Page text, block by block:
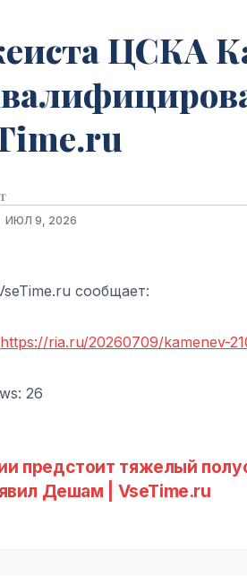
ЦСКА
ИЮЛ 9, 2026
сообщает:
https://ria.ru/20260709/kamenev-
26
предстоит тяжелый
Дешам | VseTime.ru